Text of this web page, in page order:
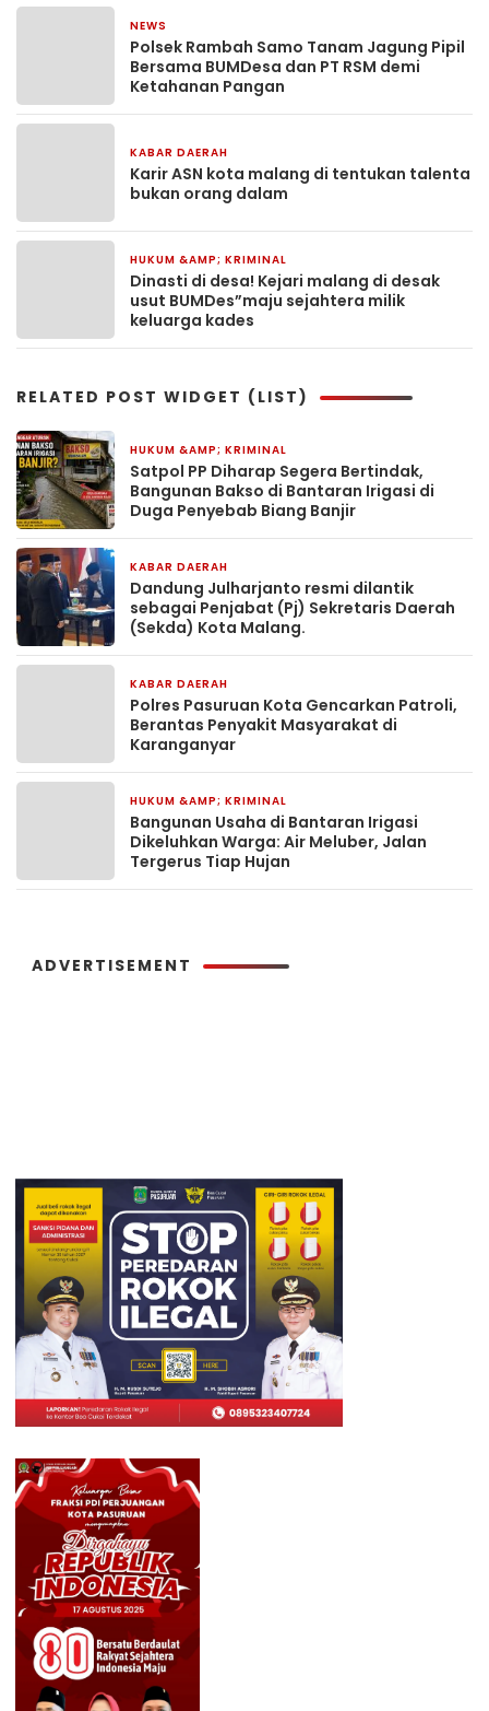
NEWS
Polsek Rambah Samo Tanam Jagung Pipil
Bersama BUMDesa dan PT RSM demi
Ketahanan Pangan
KABAR DAERAH
Karir ASN kota malang di tentukan talenta
bukan orang dalam
HUKUM &AMP; KRIMINAL
Dinasti di desa! Kejari malang di desak
usut BUMDes”maju sejahtera milik
keluarga kades
RELATED POST WIDGET (LIST)
HUKUM &AMP; KRIMINAL
Satpol PP Diharap Segera Bertindak,
Bangunan Bakso di Bantaran Irigasi di
Duga Penyebab Biang Banjir
KABAR DAERAH
Dandung Julharjanto resmi dilantik
sebagai Penjabat (Pj) Sekretaris Daerah
(Sekda) Kota Malang.
KABAR DAERAH
Polres Pasuruan Kota Gencarkan Patroli,
Berantas Penyakit Masyarakat di
Karanganyar
HUKUM &AMP; KRIMINAL
Bangunan Usaha di Bantaran Irigasi
Dikeluhkan Warga: Air Meluber, Jalan
Tergerus Tiap Hujan
ADVERTISEMENT